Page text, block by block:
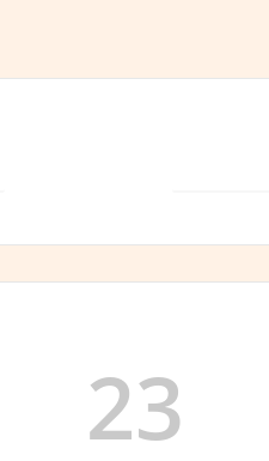
23